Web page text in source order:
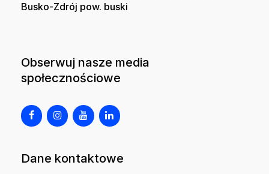
Busko-Zdrój pow. buski
Obserwuj nasze media
społecznościowe
Dane kontaktowe